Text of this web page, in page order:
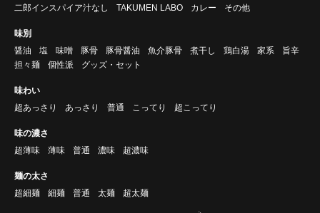
二郎インスパイア汁なし
TAKUMEN LABO カレー その他
味別
醤油
塩 味噌 豚骨 豚骨醤油 魚介豚骨 煮干し 鶏白湯 家系
旨辛
担々麺
個性派 グッズ・セット
味わい
超あっさり
あっさり 普通 こってり 超こってり
味の濃さ
超薄味
薄味 普通 濃味 超濃味
麺の太さ
超細麺
細麺 普通 太麺 超太麺